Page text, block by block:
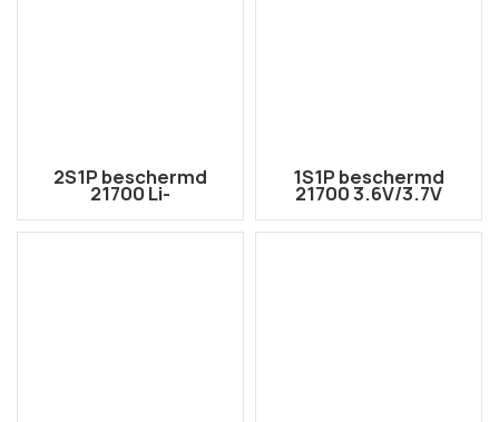
2S1P beschermd
21700 Li-
6000 mAh met Amass
1S1P beschermd
21700 3.6V/3.7V
met draden uit